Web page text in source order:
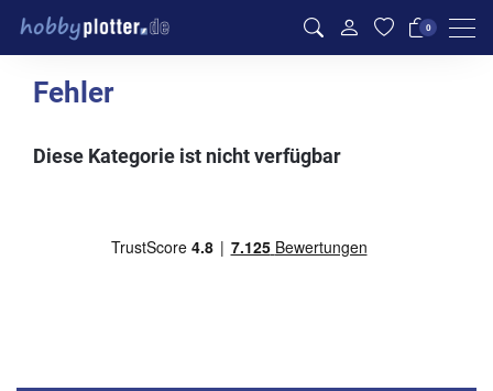
0
Fehler
Diese Kategorie ist nicht verfügbar